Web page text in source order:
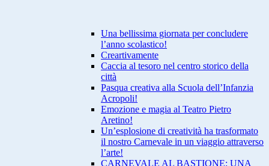
Una bellissima giornata per concludere
l’anno scolastico!
Creartivamente
Caccia al tesoro nel centro storico della
città
Pasqua creativa alla Scuola dell’Infanzia
Acropoli!
Emozione e magia al Teatro Pietro
Aretino!
Un’esplosione di creatività ha trasformato
il nostro Carnevale in un viaggio attraverso
l’arte!
CARNEVALE AL BASTIONE: UNA